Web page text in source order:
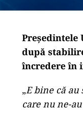
Președintele
după
încredere în
„E bine că
care nu ne-